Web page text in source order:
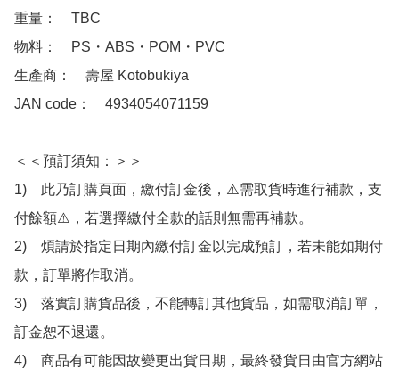
重量：　TBC
物料：　PS・ABS・POM・PVC
生產商：　壽屋 Kotobukiya
JAN code：　4934054071159
＜＜預訂須知：＞＞
1)　此乃訂購頁面，繳付訂金後，⚠️需取貨時進行補款，支
付餘額⚠️，若選擇繳付全款的話則無需再補款。
2)　煩請於指定日期內繳付訂金以完成預訂，若未能如期付
款，訂單將作取消。
3)　落實訂購貨品後，不能轉訂其他貨品，如需取消訂單，
訂金恕不退還。
4)　商品有可能因故變更出貨日期，最終發貨日由官方網站